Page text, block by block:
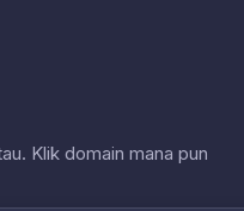
Klik domain mana pun